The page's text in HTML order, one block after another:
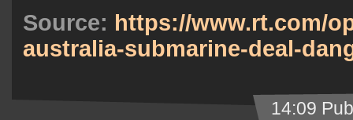
Source: https://www.rt.com/
australia-submarine-deal-
14:09